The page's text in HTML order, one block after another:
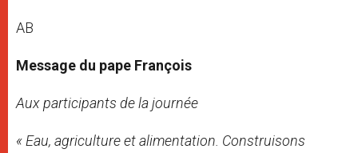
AB
Message du pape François
Aux participants de la journée
« Eau, agriculture et alimentation. Construisons